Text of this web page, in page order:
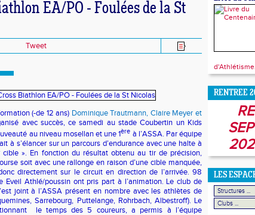
EA/PO - Foulées de la St
Tweet
(-de 12 ans) Dominique Trautmann, Claire Meyer et
avec succès, ce samedi au stade Coubertin un Kids
au niveau mosellan et une 1ère à l’ASSA. Par équipe
à s’élancer sur un parcours d’endurance avec une halte à
». En fonction du résultat obtenu au tir de précision,
soit avec une rallonge en raison d’une cible manquée,
directement sur le circuit en direction de l’arrivée. 98
Eveil Athlé/poussin ont pris part à l’animation. Le club de
joint à l’ASSA présent en nombre avec les athlètes de
Sarrebourg, Puttelange, Rohrbach, Albestroff). Le
le temps des 5 coureurs, a permis à l’équipe
d'Athlétisme.
RENTREE
LES